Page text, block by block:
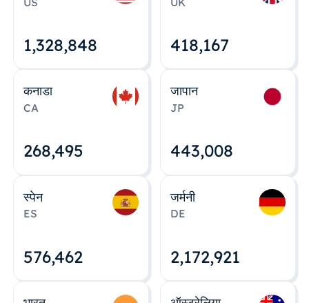
1,328,848 418,167
कनाडा
CA
268,495
जापान
JP
443,008
स्पेन
ES
576,463
जर्मनी
DE
2,172,922